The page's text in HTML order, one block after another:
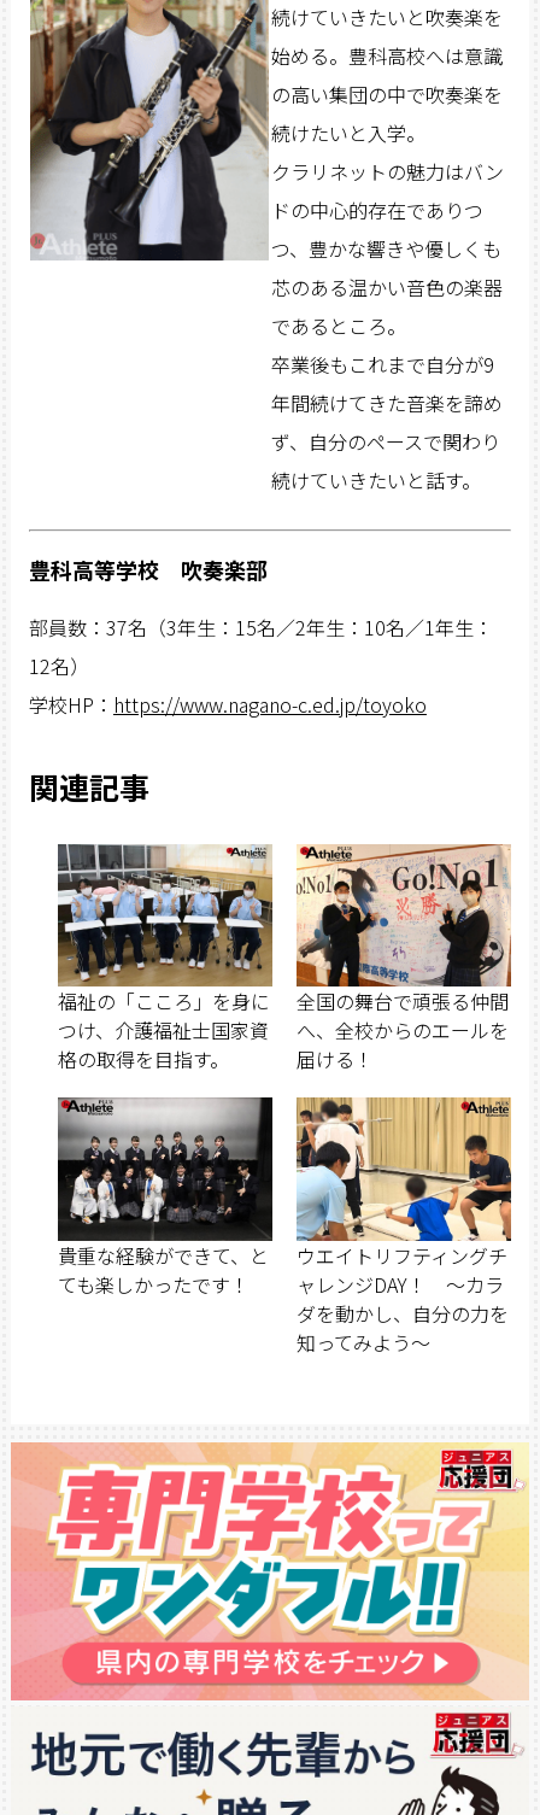
続けていきたいと吹奏楽を
始める。豊科高校へは意識
の高い集団の中で吹奏楽を
続けたいと入学。
クラリネットの魅力はバン
ドの中心的存在でありつ
つ、豊かな響きや優しくも
芯のある温かい音色の楽器
であるところ。
卒業後もこれまで自分が9
年間続けてきた音楽を諦め
ず、自分のペースで関わり
続けていきたいと話す。
豊科高等学校 吹奏楽部
部員数：37名（3年生：15名／2年生：10名／1年生：
12名）
学校HP： https://www.nagano-c.ed.jp/toyoko
関連記事
福祉の「こころ」を身に
つけ、介護福祉士国家資
格の取得を目指す。
全国の舞台で頑張る仲間
へ、全校からのエールを
届ける！
貴重な経験ができて、と
ても楽しかったです！
ウエイトリフティングチ
ャレンジDAY！ 〜カラ
ダを動かし、自分の力を
知ってみよう〜